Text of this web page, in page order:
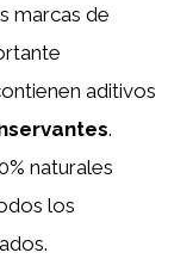
marcas de
aditivos
.
naturales
los